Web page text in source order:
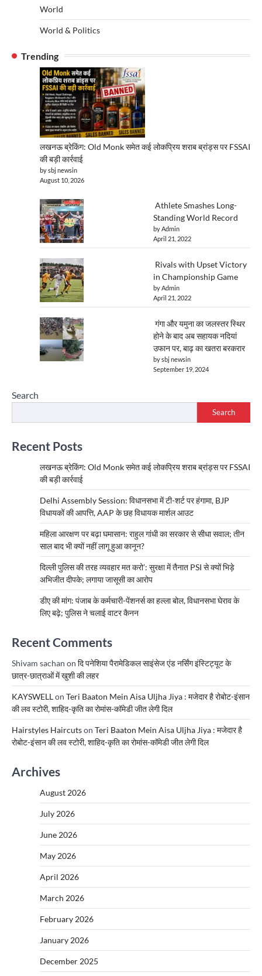
World
World & Politics
Trending
लखनऊ ब्रेकिंग: Old Monk समेत कई लोकप्रिय शराब ब्रांड्स पर FSSAI
की बड़ी कार्रवाई
by sbj newsin
August 10, 2026
Athlete Smashes Long-
Standing World Record
by Admin
April 21, 2022
Rivals with Upset Victory
in Championship Game
by Admin
April 21, 2022
गंगा और यमुना का जलस्तर स्थिर
होने के बाद अब सहायक नदियां
उफान पर, बाढ़ का खतरा बरकरार
by sbj newsin
September 19, 2024
Search
Search
Recent Posts
लखनऊ ब्रेकिंग: Old Monk समेत कई लोकप्रिय शराब ब्रांड्स पर FSSAI
की बड़ी कार्रवाई
Delhi Assembly Session: विधानसभा में टी-शर्ट पर हंगामा, BJP
विधायकों की आपत्ति, AAP के छह विधायक मार्शल आउट
महिला आरक्षण पर बढ़ा घमासान: राहुल गांधी का सरकार से सीधा सवाल; तीन
साल बाद भी क्यों नहीं लागू हुआ कानून?
दिल्ली पुलिस की तरह व्यवहार मत करो’: सुरक्षा में तैनात PSI से क्यों भिड़े
अभिजीत दीपके; लगाया जासूसी का आरोप
डीए की मांग: पंजाब के कर्मचारी-पेंशनर्स का हल्ला बोल, विधानसभा घेराव के
लिए बढ़े; पुलिस ने चलाई वाटर कैनन
Recent Comments
Shivam sachan on दि पनेशिया पैरामेडिकल साइंसेज एंड नर्सिंग इंस्टिट्यूट के
छात्र-छात्राओं में खुशी की लहर
KAYSWELLon Teri Baaton Mein Aisa Uljha Jiya : मजेदार है रोबोट-इंसान
की लव स्टोरी, शाहिद-कृति का रोमांस-कॉमेडी जीत लेगी दिल
Hairstyles Haircutson Teri Baaton Mein Aisa Uljha Jiya : मजेदार है
रोबोट-इंसान की लव स्टोरी, शाहिद-कृति का रोमांस-कॉमेडी जीत लेगी दिल
Archives
August 2026
July 2026
June 2026
May 2026
April 2026
March 2026
February 2026
January 2026
December 2025